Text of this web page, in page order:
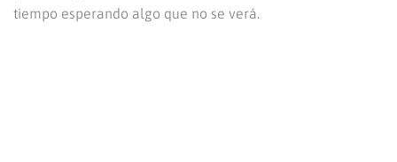
tiempo esperando algo que no se verá.